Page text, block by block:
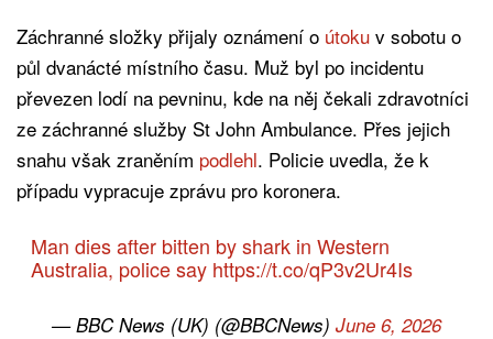
Záchranné složky přijaly oznámení o útoku v sobotu o
půl dvanácté místního času. Muž byl po incidentu
převezen lodí na pevninu, kde na něj čekali zdravotníci
ze záchranné služby St John Ambulance. Přes jejich
snahu však zraněním podlehl. Policie uvedla, že k
případu vypracuje zprávu pro koronera.
Man dies after bitten by shark in Western
Australia, police say https://t.co/qP3v2Ur4Is
— BBC News (UK) (@BBCNews) June 6, 2026